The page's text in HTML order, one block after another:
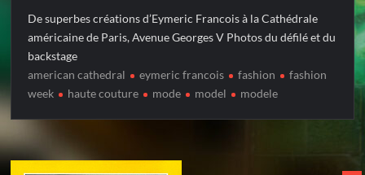
De superbes créations d’Eymeric Francois à la Cathédrale
américaine de Paris, Avenue Georges V Photos du défilé et du
backstage
american cathedral
eymeric francois fashion
fashion
week
haute couture mode model modele